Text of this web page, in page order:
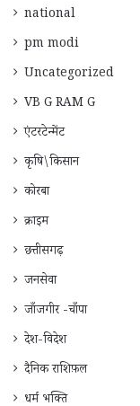
national
pm modi
Uncategorized
VB G RAM G
एंटरटेन्मेंट
कृषि\किसान
कोरबा
क्राइम
छत्तीसगढ़
जनसेवा
जाँजगीर -चाँपा
देश-विदेश
दैनिक राशिफ़ल
धर्म भक्ति